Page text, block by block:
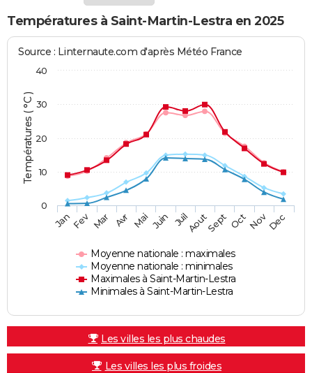
Températures à Saint-Martin-Lestra en 2025
Températures ( °C )
Source : Linternaute.com d'après Météo France
Moyenne nationale : maximales
Moyenne nationale : minimales
Maximales à Saint-Martin-Lestra
Minimales à Saint-Martin-Lestra
JanFev Mar Avr Mai Juin JuilAoutSept OctNovDec
0
10
20
30
40
Les villes les plus chaudes
Les villes les plus froides